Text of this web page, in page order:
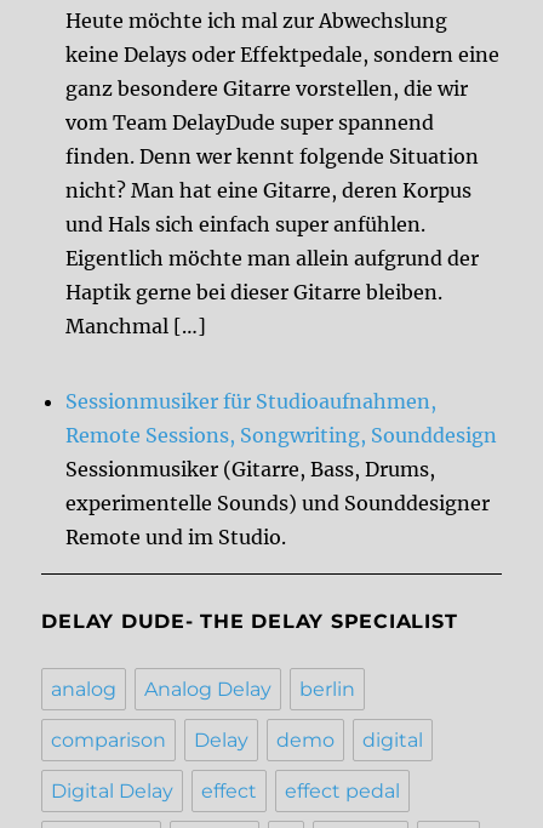
Heute möchte ich mal zur Abwechslung
keine Delays oder Effektpedale, sondern eine
ganz besondere Gitarre vorstellen, die wir
vom Team DelayDude super spannend
finden. Denn wer kennt folgende Situation
nicht? Man hat eine Gitarre, deren Korpus
und Hals sich einfach super anfühlen.
Eigentlich möchte man allein aufgrund der
Haptik gerne bei dieser Gitarre bleiben.
Manchmal […]
Sessionmusiker für Studioaufnahmen,
Remote Sessions, Songwriting, Sounddesign
Sessionmusiker (Gitarre, Bass, Drums,
experimentelle Sounds) und Sounddesigner
Remote und im Studio.
DELAY DUDE- THE DELAY SPECIALIST
analog Analog Delay berlin
comparison Delay demo digital
Digital Delay effect effect pedal